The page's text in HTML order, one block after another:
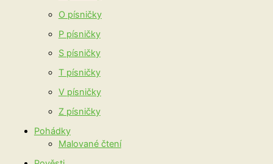
O písničky
P písničky
S písničky
T písničky
V písničky
Z písničky
Pohádky
Malované čtení